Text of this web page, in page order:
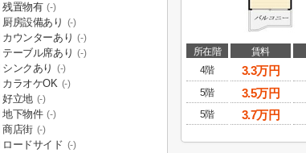
所在階 賃料
4階
3.3万円
5階
3.5万円
5階
3.7万円
残置物有 (-)
厨房設備あり (-)
カウンターあり (-)
テーブル席あり (-)
シンクあり (-)
カラオケOK (-)
好立地 (-)
地下物件 (-)
商店街 (-)
ロードサイド (-)